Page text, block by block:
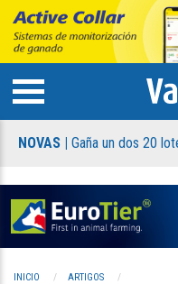
NOVAS | Gaña un dos 20 lotes de 4
INICIO ARTIGOS